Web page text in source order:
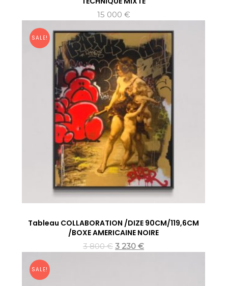
15 000 €
SALE!
Tableau COLLABORATION /DIZE 90CM/119,6CM
/BOXE AMERICAINE NOIRE
3 800€ 3 230€
SALE!